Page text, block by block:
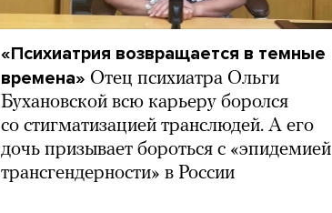
«Психиатрия возвращается в темные
времена» Отец психиатра Ольги
Бухановской всю карьеру боролся
со стигматизацией транслюдей. А его
дочь призывает бороться с «эпидемией
трансгендерности» в России